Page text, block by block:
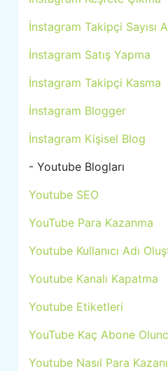
İnstagram Takipçi Sayısı
İnstagram Satış Yapma
İnstagram Takipçi Kasma
İnstagram Blogger
İnstagram Kişisel Blog
- Youtube Blogları
Youtube SEO
YouTube Para Kazanma
Youtube Kullanıcı Adı
Youtube Kanalı Kapatma
Youtube Etiketleri
YouTube Kaç Abone
Youtube Nasıl Para